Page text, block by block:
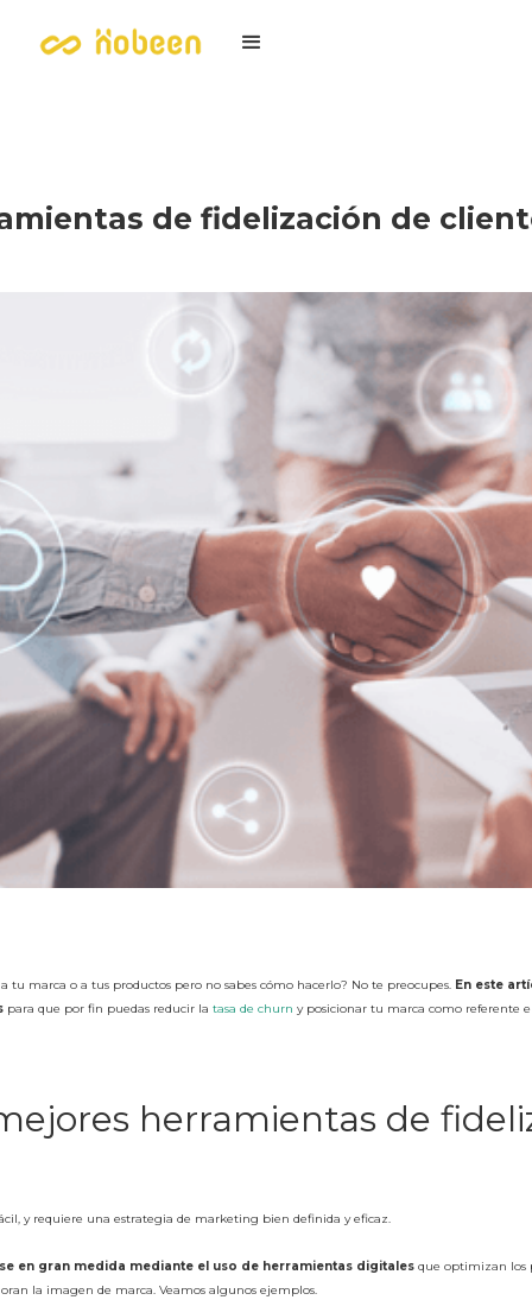
de fidelización de
tu marca o a tus productos pero no sabes cómo hacerlo? No te preocupes. En este
para que por fin puedas reducir la tasa de churn y posicionar tu marca como referente
herramientas de
y requiere una estrategia de marketing bien definida y eficaz.
en gran medida mediante el uso de herramientas digitales que optimizan los
la imagen de marca. Veamos algunos ejemplos.